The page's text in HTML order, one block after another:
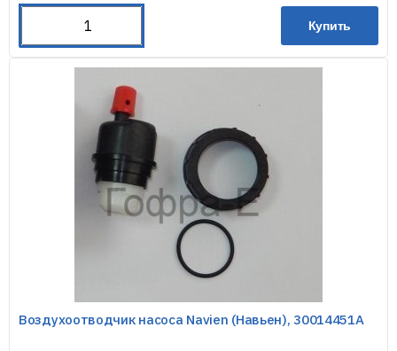
Купить
Воздухоотводчик насоса Navien (Навьен), 30014451A